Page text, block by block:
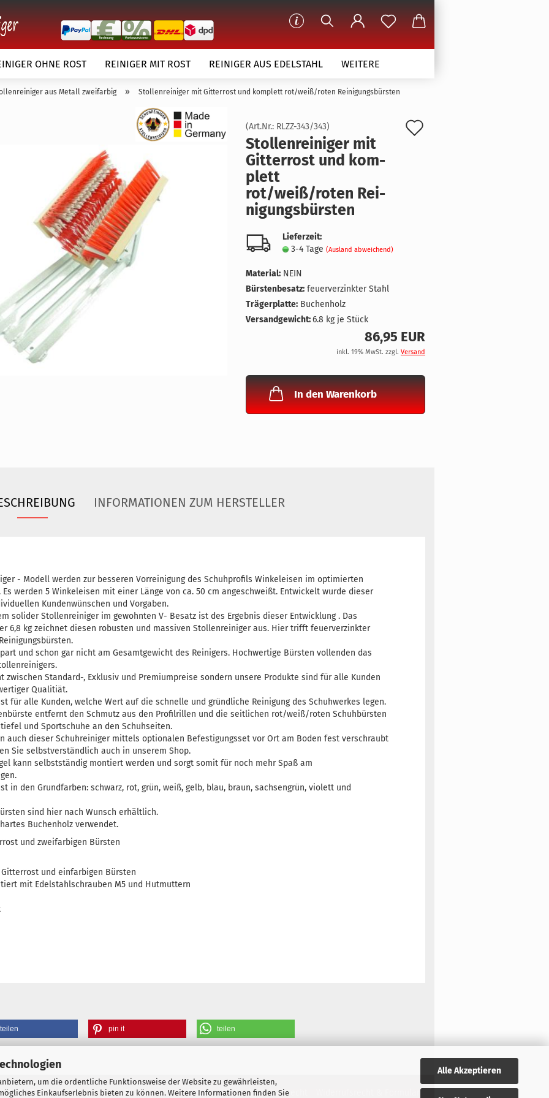
um die ordentliche Funktionsweise der Website zu gewährleisten,
Einkaufserlebnis bieten zu können. Weitere Informationen finden Sie
Alle Akzeptieren
OHNE ROST REINIGER MIT ROST REINIGER AUS EDELSTAHL WEITERE
aus Metall zweifarbig » Stollenreiniger mit Gitterrost und komplett rot/weiß/roten Reinigungsbürsten
(Art.Nr.: RLZZ-343/343)
Stol­len­rei­ni­ger mit
Git­ter­rost und kom­
plett
rot/weiß/roten Rei­
ni­gungs­bürs­ten
Lieferzeit:
3-4 Tage (Ausland abweichend)
Material: NEIN
Bürstenbesatz: feuerverzinkter Stahl
Trägerplatte: Buchenholz
Versandgewicht:6.8 kg je Stück
86,95 EUR
inkl. 19% MwSt. zzgl. Versand
In den Warenkorb
INFORMATIONEN ZUM HERSTELLER
- Modell werden zur besseren Vorreinigung des Schuhprofils Winkeleisen im optimierten
werden 5 Winkeleisen mit einer Länge von ca. 50 cm angeschweißt. Entwickelt wurde dieser
Kundenwünschen und Vorgaben.
solider Stollenreiniger im gewohnten V- Besatz ist des Ergebnis dieser Entwicklung . Das
6,8 kg zeichnet diesen robusten und massiven Stollenreiniger aus. Hier trifft feuerverzinkter
und schon gar nicht am Gesamtgewicht des Reinigers. Hochwertige Bürsten vollenden das
zwischen Standard-, Exklusiv und Premiumpreise sondern unsere Produkte sind für alle Kunden
Qualitiät.
für alle Kunden, welche Wert auf die schnelle und gründliche Reinigung des Schuhwerkes legen.
entfernt den Schmutz aus den Profilrillen und die seitlichen rot/weiß/roten Schuhbürsten
und Sportschuhe an den Schuhseiten.
auch dieser Schuhreiniger mittels optionalen Befestigungsset vor Ort am Boden fest verschraubt
Sie selbstverständlich auch in unserem Shop.
kann selbstständig montiert werden und sorgt somit für noch mehr Spaß am
in den Grundfarben: schwarz, rot, grün, weiß, gelb, blau, braun, sachsengrün, violett und
sind hier nach Wunsch erhältlich.
Buchenholz verwendet.
und zweifarbigen Bürsten
und einfarbigen Bürsten
mit Edelstahlschrauben M5 und Hutmuttern
teilen pin it teilen
Liefer- Zahlungsbedingungen Privatsphäre und Datenschutz Widerrufsrecht